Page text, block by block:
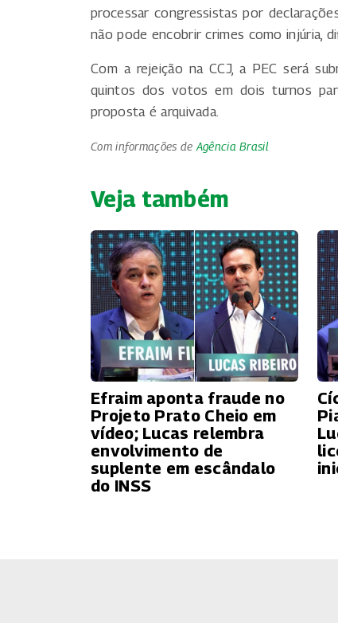
processar congressistas por
não pode encobrir crimes como injúria,
Com a rejeição na CCJ, a PEC será
quintos dos votos em dois turnos
proposta é arquivada.
Com informações de Agência Brasil
Veja também
Efraim aponta fraude no
Projeto Prato Cheio em
vídeo; Lucas relembra
envolvimento de
suplente em escândalo
do INSS